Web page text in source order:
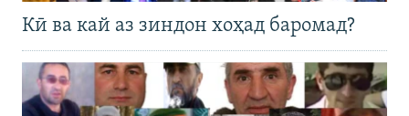
Кӣ ва кай аз зиндон хоҳад баромад?